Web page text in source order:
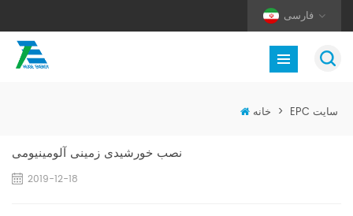
فارسی
خانه > EPC سایت
نصب خورشیدی زمینی آلومینیومی
2019-12-18